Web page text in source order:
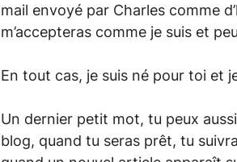
mail envoyé par Charles comme
m’accepteras comme je suis et
En tout cas, je suis né pour toi et
Un dernier petit mot, tu peux
blog, quand tu seras prêt, tu